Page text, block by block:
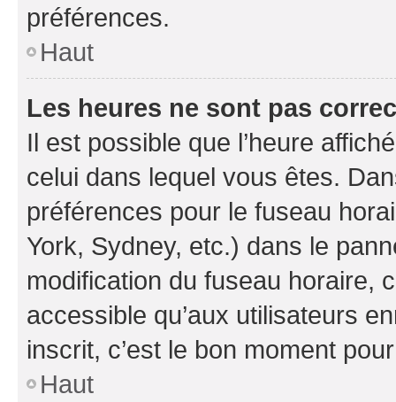
préférences.
Haut
Les heures ne sont pas
Il est possible que l’heure
celui dans lequel vous êtes.
préférences pour le fuseau
York, Sydney, etc.) dans le
modification du fuseau horaire,
accessible qu’aux utilisateurs
inscrit, c’est le bon moment
Haut